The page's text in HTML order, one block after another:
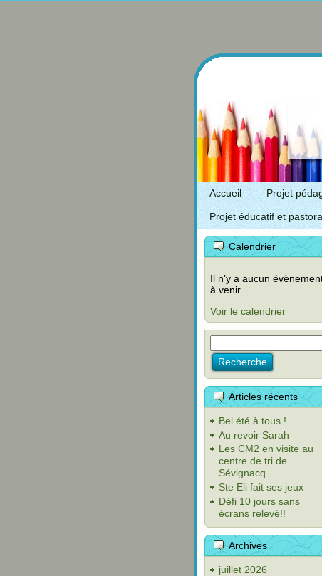
Accueil Projet
Projet éducatif et
Calendrier
Il n’y a aucun
à venir.
Voir le calendrier
Articles récents
Bel été à tous !
Au revoir Sarah
Les CM2 en visite au
centre de tri de
Sévignacq
Ste Eli fait ses jeux
Défi 10 jours sans
écrans relevé!!
Archives
juillet 2026